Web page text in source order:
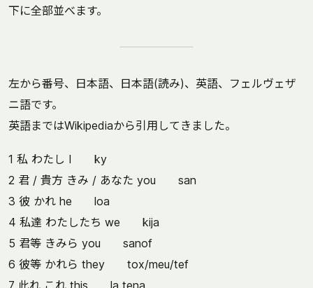
下に全部並べます。
左から番号、日本語、日本語(読み)、英語、フェルヴェザ
ニ語です。
英語まではWikipediaから引用してきました。
1 私 わたし I ky
2 君 / 貴方 きみ / あなた you san
3 彼 かれ he loa
4 私達 わたしたち we kija
5 君等 きみら you sanof
6 彼等 かれら they tox/meu/tef
7 此れ これ this la tena